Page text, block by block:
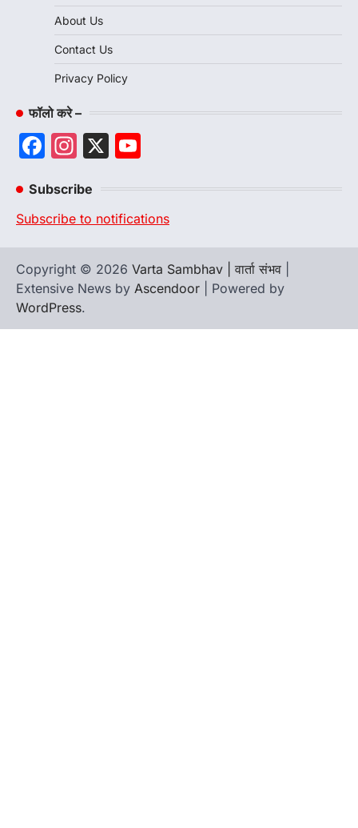
About Us
Contact Us
Privacy Policy
फॉलो करे –
Facebook
Instagram
X
Subscribe
Subscribe to notifications
Copyright © 2026 Varta Sambhav | वार्ता संभव
Extensive News by Ascendoor | Powered by
WordPress.